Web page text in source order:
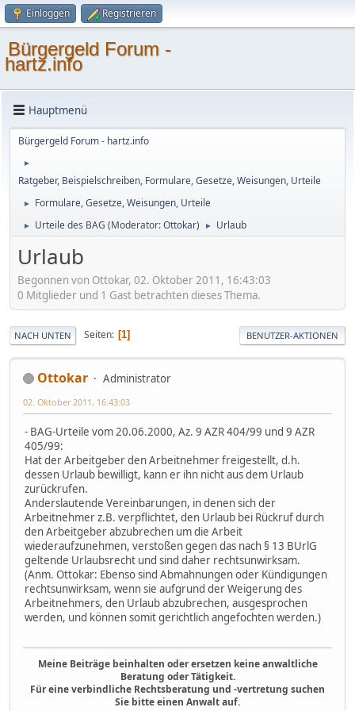
Einloggen Registrieren
Bürgergeld Forum -
hartz.info
Hauptmenü
Bürgergeld Forum - hartz.info
►
Ratgeber, Beispielschreiben, Formulare, Gesetze, Weisungen, Urteile
► Formulare, Gesetze, Weisungen, Urteile
► Urteile des BAG (Moderator:Ottokar) ► Urlaub
Urlaub
Begonnen von Ottokar, 02. Oktober 2011, 16:43:03
0 Mitglieder und 1 Gast betrachten dieses Thema.
NACH UNTEN Seiten 1 BENUTZER-AKTIONEN
Ottokar Administrator
02. Oktober 2011, 16:43:03
- BAG-Urteile vom 20.06.2000, Az. 9 AZR 404/99 und 9 AZR
405/99:
Hat der Arbeitgeber den Arbeitnehmer freigestellt, d.h.
dessen Urlaub bewilligt, kann er ihn nicht aus dem Urlaub
zurückrufen.
Anderslautende Vereinbarungen, in denen sich der
Arbeitnehmer z.B. verpflichtet, den Urlaub bei Rückruf durch
den Arbeitgeber abzubrechen um die Arbeit
wiederaufzunehmen, verstoßen gegen das nach § 13 BUrlG
geltende Urlaubsrecht und sind daher rechtsunwirksam.
(Anm. Ottokar: Ebenso sind Abmahnungen oder Kündigungen
rechtsunwirksam, wenn sie aufgrund der Weigerung des
Arbeitnehmers, den Urlaub abzubrechen, ausgesprochen
werden, und können somit gerichtlich angefochten werden.)
Meine Beiträge beinhalten oder ersetzen keine anwaltliche
Beratung oder Tätigkeit.
Für eine verbindliche Rechtsberatung und -vertretung suchen
Sie bitte einen Anwalt auf.